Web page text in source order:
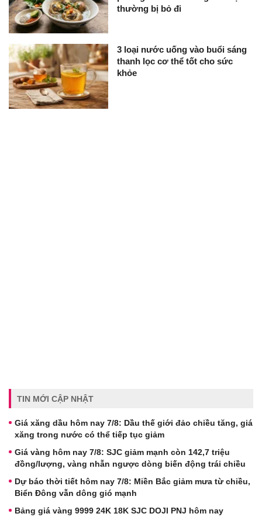
thường bị bỏ đi
3 loại nước uống vào buổi sáng
thanh lọc cơ thể tốt cho sức
khỏe
TIN MỚI CẬP NHẬT
Giá xăng dầu hôm nay 7/8: Dầu thế giới đảo chiều tăng, giá
xăng trong nước có thể tiếp tục giảm
Giá vàng hôm nay 7/8: SJC giảm mạnh còn 142,7 triệu
đồng/lượng, vàng nhẫn ngược dòng biến động trái chiều
Dự báo thời tiết hôm nay 7/8: Miền Bắc giảm mưa từ chiều,
Biển Đông vẫn dông gió mạnh
Bảng giá vàng 9999 24K 18K SJC DOJI PNJ hôm nay